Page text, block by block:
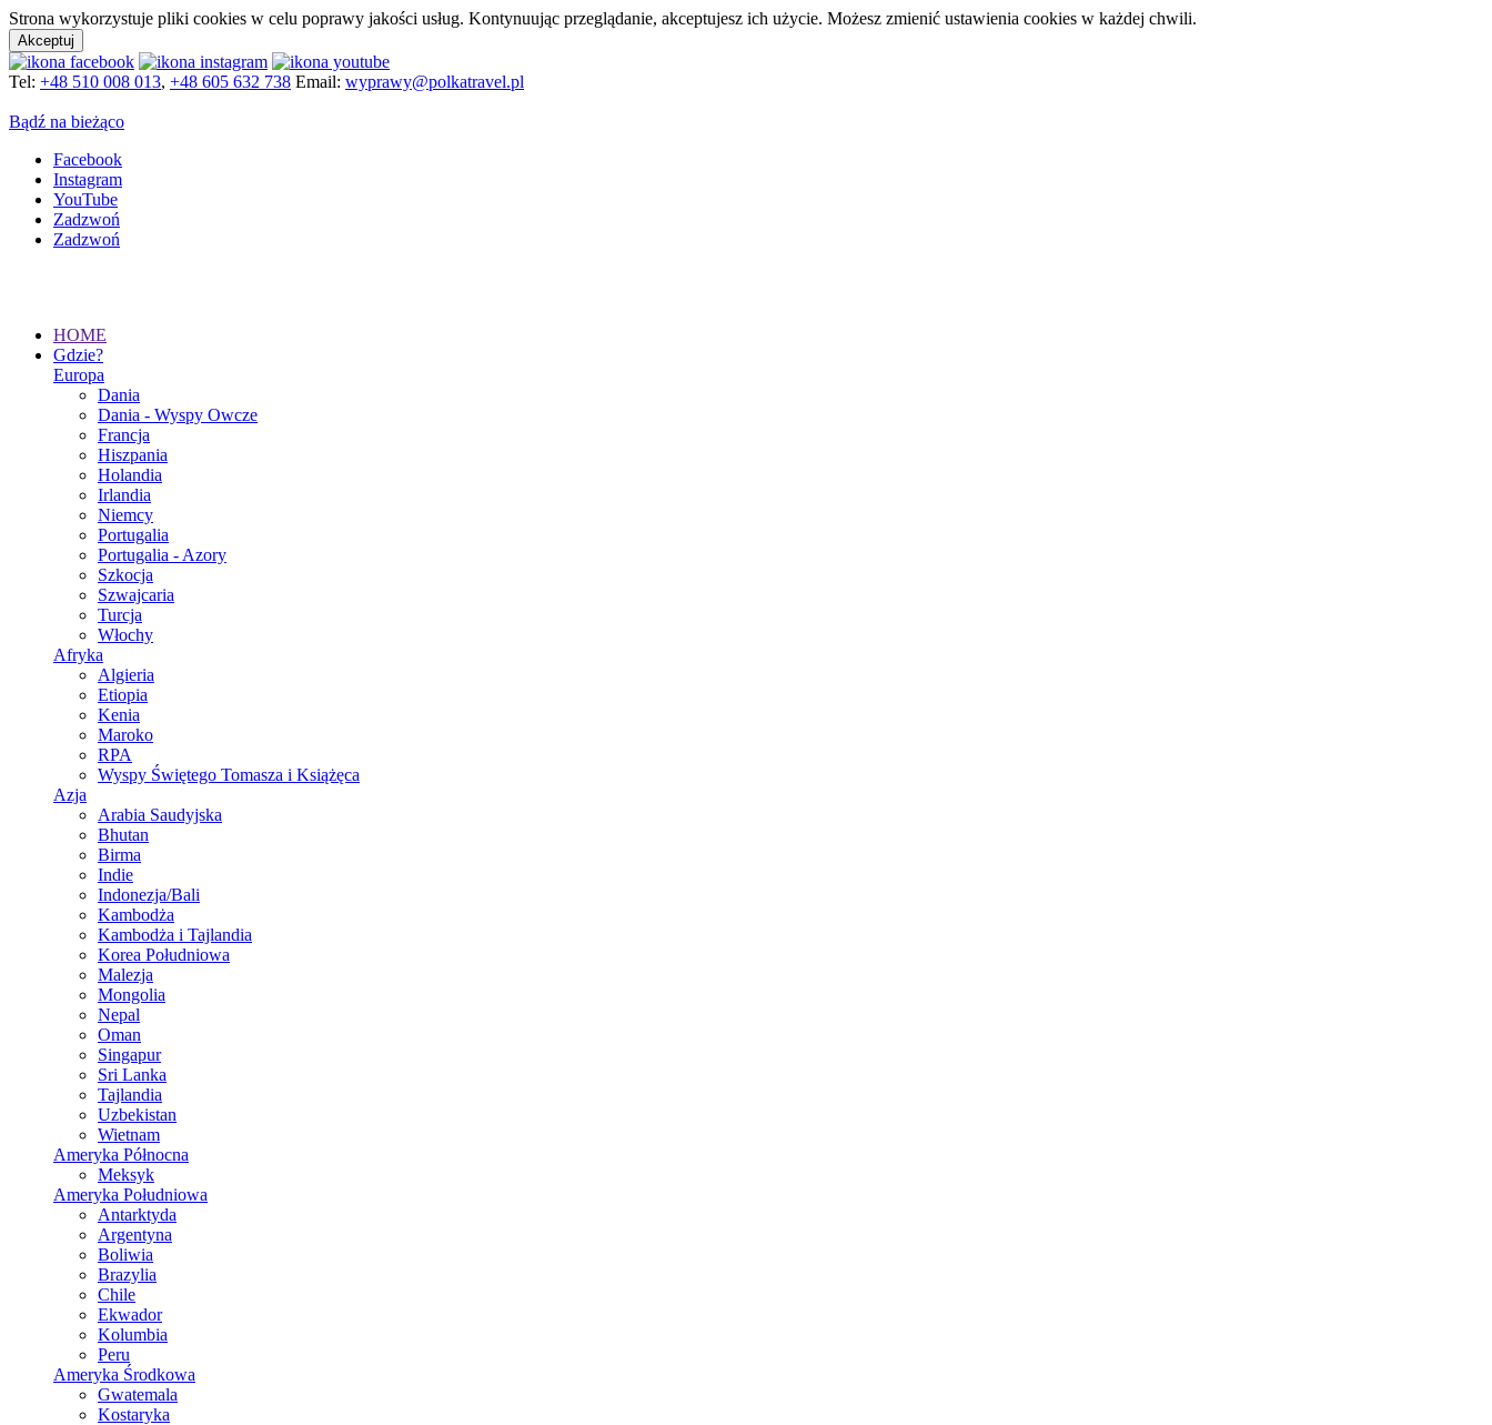
Strona wykorzystuje pliki cookies w celu poprawy jakości usług. Kontynuując przeglądanie, akceptujesz ich użycie. Możesz zmienić ustawienia cookies w każdej chwili.
Akceptuj
Tel: +48 510 008 013, +48 605 632 738 Email: wyprawy@polkatravel.pl
Bądź na bieżąco
Facebook
Instagram
YouTube
Zadzwoń
Zadzwoń
HOME
Gdzie?
Europa
Dania
Dania - Wyspy Owcze
Francja
Hiszpania
Holandia
Irlandia
Niemcy
Portugalia
Portugalia - Azory
Szkocja
Szwajcaria
Turcja
Włochy
Afryka
Algieria
Etiopia
Kenia
Maroko
RPA
Wyspy Świętego Tomasza i Książęca
Azja
Arabia Saudyjska
Bhutan
Birma
Indie
Indonezja/Bali
Kambodża
Kambodża i Tajlandia
Korea Południowa
Malezja
Mongolia
Nepal
Oman
Singapur
Sri Lanka
Tajlandia
Uzbekistan
Wietnam
Ameryka Północna
Meksyk
Ameryka Południowa
Antarktyda
Argentyna
Boliwia
Brazylia
Chile
Ekwador
Kolumbia
Peru
Ameryka Środkowa
Gwatemala
Kostaryka